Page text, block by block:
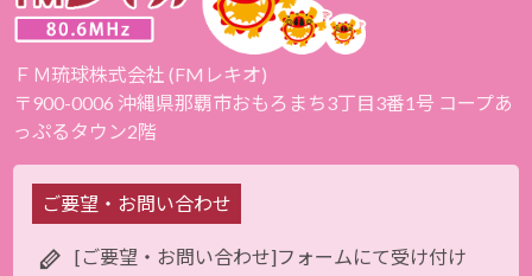
ＦＭ琉球株式会社 (FMレキオ)
〒900-0006 沖縄県那覇市おもろまち3丁目3番1号 コープあ
っぷるタウン2階
ご要望・お問い合わせ
[ご要望・お問い合わせ]フォームにて受け付け